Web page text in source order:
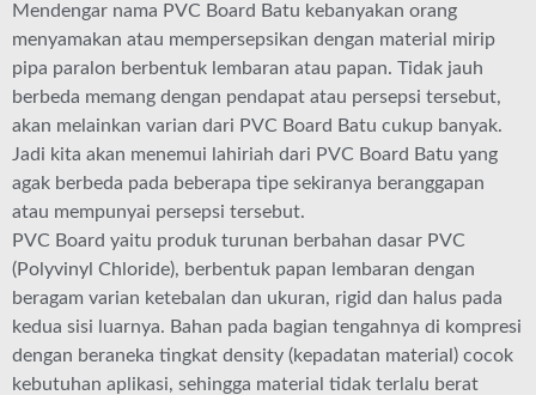
Mendengar nama PVC Board Batu kebanyakan orang
menyamakan atau mempersepsikan dengan material mirip
pipa paralon berbentuk lembaran atau papan. Tidak jauh
berbeda memang dengan pendapat atau persepsi tersebut,
akan melainkan varian dari PVC Board Batu cukup banyak.
Jadi kita akan menemui lahiriah dari PVC Board Batu yang
agak berbeda pada beberapa tipe sekiranya beranggapan
atau mempunyai persepsi tersebut.
PVC Board yaitu produk turunan berbahan dasar PVC
(Polyvinyl Chloride), berbentuk papan lembaran dengan
beragam varian ketebalan dan ukuran, rigid dan halus pada
kedua sisi luarnya. Bahan pada bagian tengahnya di kompresi
dengan beraneka tingkat density (kepadatan material) cocok
kebutuhan aplikasi, sehingga material tidak terlalu berat